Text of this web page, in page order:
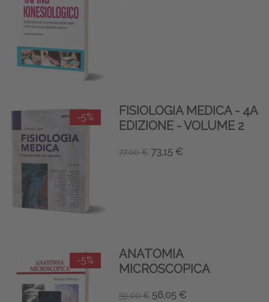
-5%
FISIOLOGIA MEDICA - 4A
EDIZIONE - VOLUME 2
77,00 € 73,15 €
-5%
ANATOMIA
MICROSCOPICA
59,00 € 56,05 €